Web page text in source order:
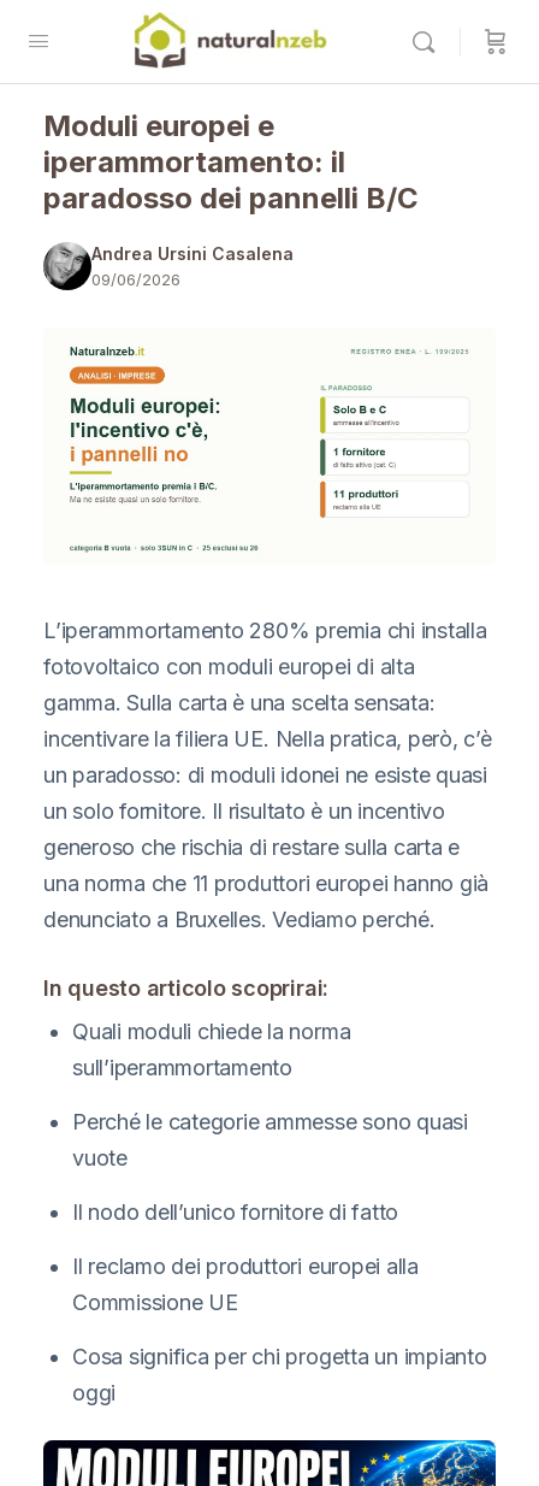
Moduli europei e
iperammortamento: il
paradosso dei pannelli B/C
Andrea Ursini Casalena
09/06/2026
L’iperammortamento 280% premia chi installa
fotovoltaico con moduli europei di alta
gamma. Sulla carta è una scelta sensata:
incentivare la filiera UE. Nella pratica, però, c’è
un paradosso: di moduli idonei ne esiste quasi
un solo fornitore. Il risultato è un incentivo
generoso che rischia di restare sulla carta e
una norma che 11 produttori europei hanno già
denunciato a Bruxelles. Vediamo perché.
In questo articolo scoprirai:
Quali moduli chiede la norma
sull’iperammortamento
Perché le categorie ammesse sono quasi
vuote
Il nodo dell’unico fornitore di fatto
Il reclamo dei produttori europei alla
Commissione UE
Cosa significa per chi progetta un impianto
oggi